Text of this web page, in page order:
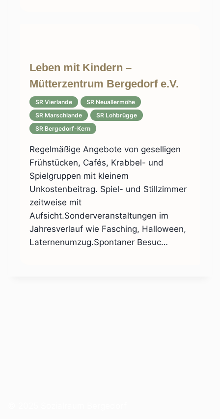
Leben mit Kindern –
Mütterzentrum Bergedorf e.V.
SR Vierlande
SR Neuallermöhe
SR Marschlande
SR Lohbrügge
SR Bergedorf-Kern
Regelmäßige Angebote von geselligen
Frühstücken, Cafés, Krabbel- und
Spielgruppen mit kleinem
Unkostenbeitrag. Spiel- und Stillzimmer
zeitweise mit
Aufsicht.Sonderveranstaltungen im
Jahresverlauf wie Fasching, Halloween,
Laternenumzug.Spontaner Besuc…